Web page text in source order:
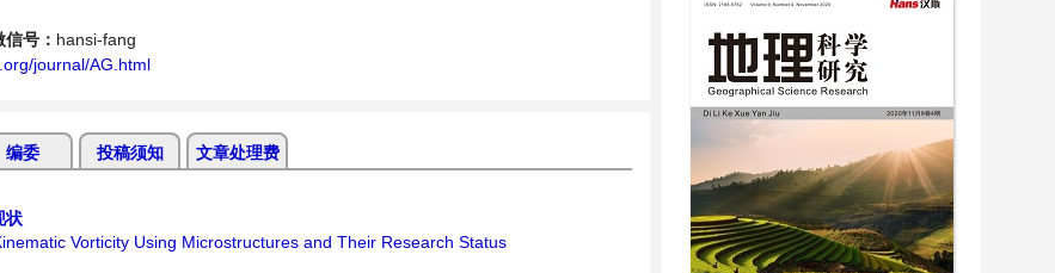
信号： hansi-fang
journal/AG.html
编委 投稿须知 文章处理费
状
Vorticity Using Microstructures and Their Research Status